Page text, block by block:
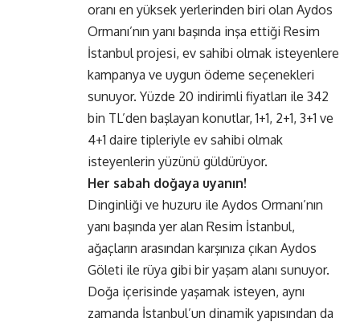
oranı en yüksek yerlerinden biri olan Aydos
Ormanı’nın yanı başında inşa ettiği Resim
İstanbul projesi, ev sahibi olmak isteyenlere
kampanya ve uygun ödeme seçenekleri
sunuyor. Yüzde 20 indirimli fiyatları ile 342
bin TL’den başlayan konutlar, 1+1, 2+1, 3+1 ve
4+1 daire tipleriyle ev sahibi olmak
isteyenlerin yüzünü güldürüyor.
Her sabah doğaya uyanın!
Dinginliği ve huzuru ile Aydos Ormanı’nın
yanı başında yer alan Resim İstanbul,
ağaçların arasından karşınıza çıkan Aydos
Göleti ile rüya gibi bir yaşam alanı sunuyor.
Doğa içerisinde yaşamak isteyen, aynı
zamanda İstanbul’un dinamik yapısından da